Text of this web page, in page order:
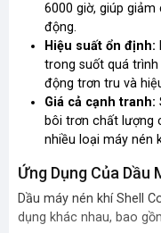
6000 giờ, giúp
động.
Hiệu suất ổn định:
trong suốt quá
động trơn tru và
Giá cả cạnh tranh:
bôi trơn chất lượng
nhiều loại máy nén
Ứng Dụng Của Dầu
Dầu máy nén khí Shell
dụng khác nhau, bao